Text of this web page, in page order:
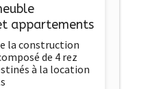
appartements
la construction
de 4 rez
à la location